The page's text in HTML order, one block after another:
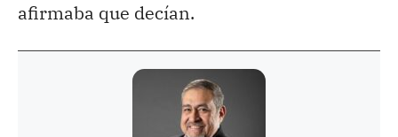
afirmaba que decían.